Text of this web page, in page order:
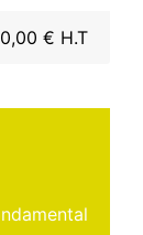
€ H.T